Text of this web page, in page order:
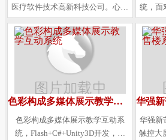
医疗软件技术高新科技公司。心悦
站式心理测评整体解决方案。心悦
医疗科技与国家权威科研机构深度
合作，打造国内医疗行业最专业的
心理测评系统供应商。
统，面
进行
色彩构成多媒体展示教学互动系统
色彩构成多媒体展示教学互动系
统，Flash+C#+Unity3D开发，效
华强新
触控大